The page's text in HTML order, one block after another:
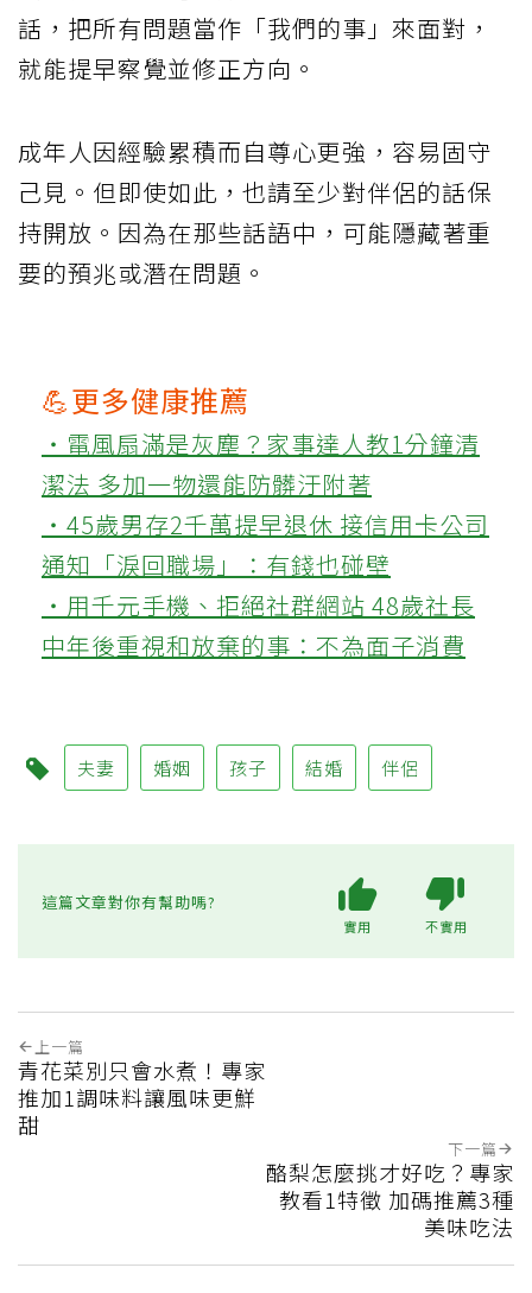
話，把所有問題當作「我們的事」來面對，
就能提早察覺並修正方向。
成年人因經驗累積而自尊心更強，容易固守
己見。但即使如此，也請至少對伴侶的話保
持開放。因為在那些話語中，可能隱藏著重
要的預兆或潛在問題。
💪更多健康推薦
‧電風扇滿是灰塵？家事達人教1分鐘清
潔法 多加一物還能防髒汙附著
‧45歲男存2千萬提早退休 接信用卡公司
通知「淚回職場」：有錢也碰壁
‧用千元手機、拒絕社群網站 48歲社長
中年後重視和放棄的事：不為面子消費
夫妻 婚姻 孩子 結婚 伴侶
這篇文章對你有幫助嗎?
實用 不實用
上一篇
青花菜別只會水煮！專家
推加1調味料讓風味更鮮
甜
下一篇
酪梨怎麼挑才好吃？專家
教看1特徵 加碼推薦3種
美味吃法